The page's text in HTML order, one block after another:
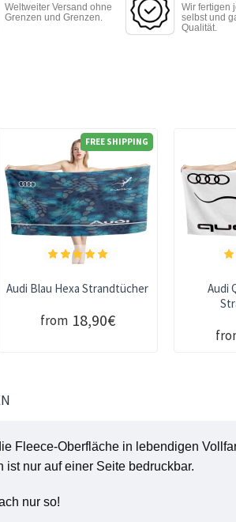
Weltweiter Versand ohne
Grenzen und Grenzen.
Wir fertigen
selbst und
Qualität.
FREE SHIPPING
Audi Blau Hexa Strandtücher
from 18,90€
Audi
Fleece-Oberfläche in lebendigen
nur auf einer Seite bedruckbar.
nur so!